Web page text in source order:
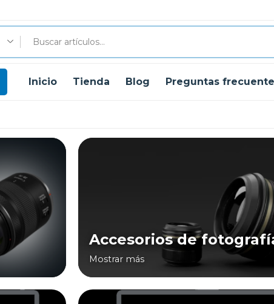
Inicio Tienda Blog Preguntas
Accesorios de
Mostrar más